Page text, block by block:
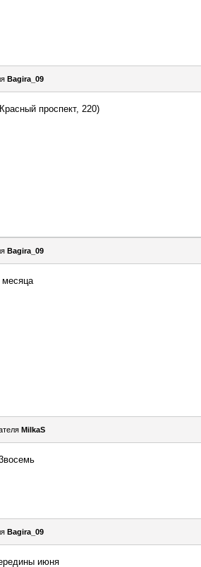
Bagira_09
проспект, 220)
Bagira_09
месяца
MilkaS
Bagira_09
июня